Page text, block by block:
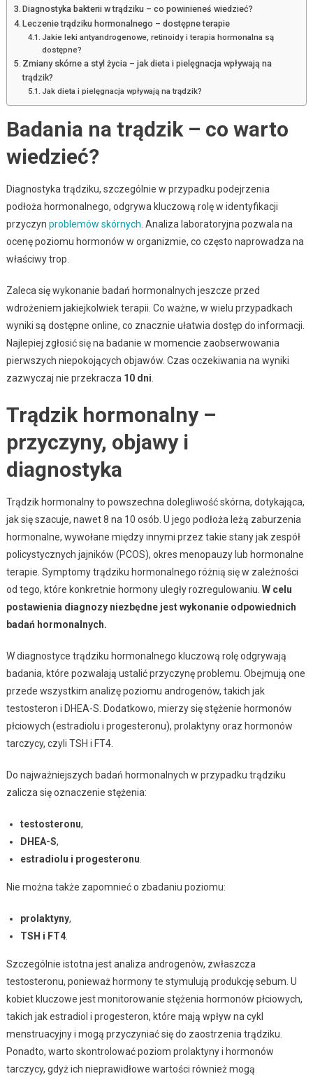
Diagnostyka bakterii w trądziku – co powinieneś wiedzieć?
Leczenie trądziku hormonalnego – dostępne terapie
Jakie leki antyandrogenowe, retinoidy i terapia hormonalna są
dostępne?
Zmiany skórne a styl życia – jak dieta i pielęgnacja wpływają na
trądzik?
Jak dieta i pielęgnacja wpływają na trądzik?
Badania na trądzik – co warto
wiedzieć?
Diagnostyka trądziku, szczególnie w przypadku podejrzenia
podłoża hormonalnego, odgrywa kluczową rolę w identyfikacji
przyczyn problemów skórnych . Analiza laboratoryjna pozwala na
ocenę poziomu hormonów w organizmie, co często naprowadza na
właściwy trop.
Zaleca się wykonanie badań hormonalnych jeszcze przed
wdrożeniem jakiejkolwiek terapii. Co ważne, w wielu przypadkach
wyniki są dostępne online, co znacznie ułatwia dostęp do informacji.
Najlepiej zgłosić się na badanie w momencie zaobserwowania
pierwszych niepokojących objawów. Czas oczekiwania na wyniki
zazwyczaj nie przekracza 10 dni
Trądzik hormonalny –
przyczyny, objawy i
diagnostyka
Trądzik hormonalny to powszechna dolegliwość skórna, dotykająca,
jak się szacuje, nawet 8 na 10 osób. U jego podłoża leżą zaburzenia
hormonalne, wywołane między innymi przez takie stany jak zespół
policystycznych jajników (PCOS), okres menopauzy lub hormonalne
terapie. Symptomy trądziku hormonalnego różnią się w zależności
od tego, które konkretnie hormony uległy rozregulowaniu. W celu
postawienia diagnozy niezbędne jest wykonanie odpowiednich
badań hormonalnych.
W diagnostyce trądziku hormonalnego kluczową rolę odgrywają
badania, które pozwalają ustalić przyczynę problemu. Obejmują one
przede wszystkim analizę poziomu androgenów, takich jak
testosteron i DHEA-S. Dodatkowo, mierzy się stężenie hormonów
płciowych (estradiolu i progesteronu), prolaktyny oraz hormonów
tarczycy, czyli TSH i FT4.
Do najważniejszych badań hormonalnych w przypadku trądziku
zalicza się oznaczenie stężenia:
testosteronu,
DHEA-S,
estradiolu i progesteronu
Nie można także zapomnieć o zbadaniu poziomu:
prolaktyny,
TSH i FT4.
Szczególnie istotna jest analiza androgenów, zwłaszcza
testosteronu, ponieważ hormony te stymulują produkcję sebum. U
kobiet kluczowe jest monitorowanie stężenia hormonów płciowych,
takich jak estradiol i progesteron, które mają wpływ na cykl
menstruacyjny i mogą przyczyniać się do zaostrzenia trądziku.
Ponadto, warto skontrolować poziom prolaktyny i hormonów
tarczycy, gdyż ich nieprawidłowe wartości również mogą